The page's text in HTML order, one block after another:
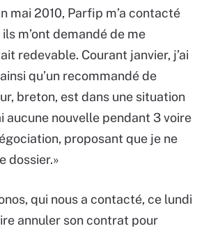
mai 2010, Parfip m’a contacté
m’ont demandé de me
redevable. Courant janvier, j’ai
qu’un recommandé de
breton, est dans une situation
aucune nouvelle pendant 3 voire
proposant que je ne
dossier.»
qui nous a contacté, ce lundi
annuler son contrat pour